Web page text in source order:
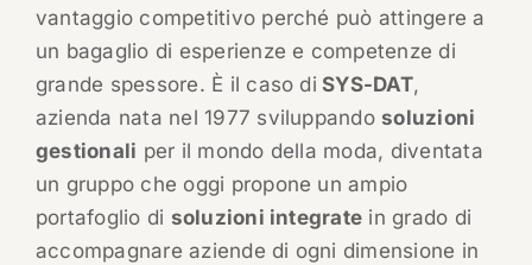
vantaggio competitivo perché può attingere a
un bagaglio di esperienze e competenze di
grande spessore. È il caso di SYS-DAT,
azienda nata nel 1977 sviluppando soluzioni
gestionali per il mondo della moda, diventata
un gruppo che oggi propone un ampio
portafoglio di soluzioni integrate in grado di
accompagnare aziende di ogni dimensione in